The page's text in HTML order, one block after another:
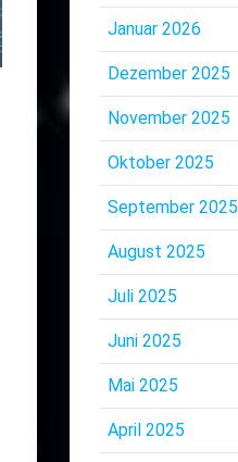
Januar 2026
Dezember 2025
November 2025
Oktober 2025
September 2025
August 2025
Juli 2025
Juni 2025
Mai 2025
April 2025